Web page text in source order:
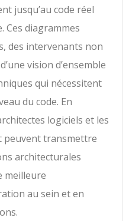
jusqu’au code réel
Ces diagrammes
des intervenants non
vision d’ensemble
qui nécessitent
du code. En
logiciels et les
peuvent transmettre
architecturales
meilleure
au sein et en